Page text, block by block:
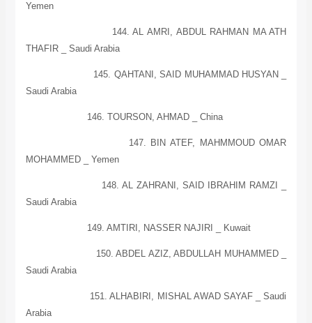
Yemen
144. AL AMRI, ABDUL RAHMAN MA ATH
THAFIR _ Saudi Arabia
145. QAHTANI, SAID MUHAMMAD HUSYAN _
Saudi Arabia
146. TOURSON, AHMAD _ China
147. BIN ATEF, MAHMMOUD OMAR
MOHAMMED _ Yemen
148. AL ZAHRANI, SAID IBRAHIM RAMZI _
Saudi Arabia
149. AMTIRI, NASSER NAJIRI _ Kuwait
150. ABDEL AZIZ, ABDULLAH MUHAMMED _
Saudi Arabia
151. ALHABIRI, MISHAL AWAD SAYAF _Saudi
Arabia